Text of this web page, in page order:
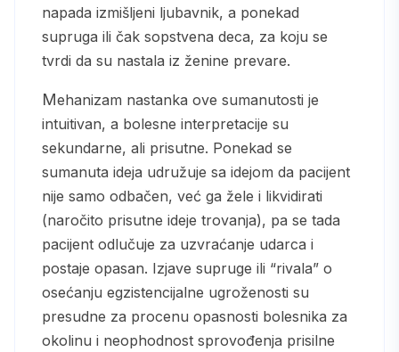
napada izmišljeni ljubavnik, a ponekad
supruga ili čak sopstvena deca, za koju se
tvrdi da su nastala iz ženine prevare.
Mehanizam nastanka ove sumanutosti je
intuitivan, a bolesne interpretacije su
sekundarne, ali prisutne. Ponekad se
sumanuta ideja udružuje sa idejom da pacijent
nije samo odbačen, već ga žele i likvidirati
(naročito prisutne ideje trovanja), pa se tada
pacijent odlučuje za uzvraćanje udarca i
postaje opasan. Izjave supruge ili “rivala” o
osećanju egzistencijalne ugroženosti su
presudne za procenu opasnosti bolesnika za
okolinu i neophodnost sprovođenja prisilne